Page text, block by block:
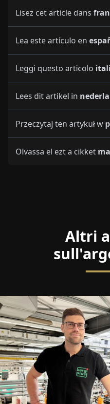
Lisez cet article dans
Lea este artículo en
Leggi questo articolo
Lees dit artikel in
Przeczytaj ten artykuł w
Olvassa el ezt a cikket
Altri